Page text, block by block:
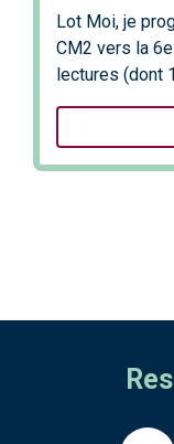
Lot Moi, je
CM2 vers la
lectures (dont